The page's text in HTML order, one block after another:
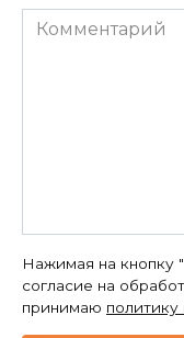
Комментарий
Нажимая на кнопку
согласие на
принимаю